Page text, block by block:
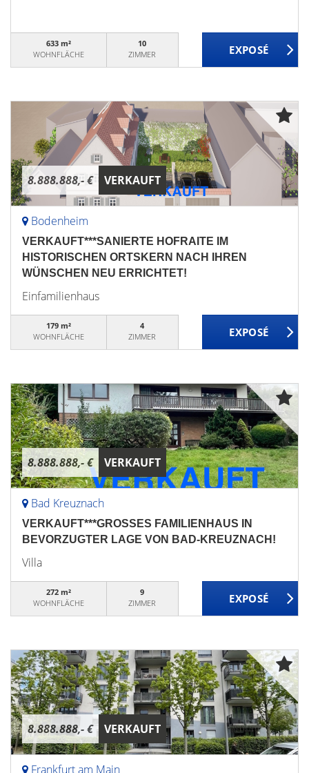
633 m²
WOHNFLÄCHE
10
ZIMMER
8.888.888,- € VERKAUFT
Bodenheim
VERKAUFT***SANIERTE HOFRAITE IM
HISTORISCHEN ORTSKERN NACH IHREN
WÜNSCHEN NEU ERRICHTET!
Einfamilienhaus
179 m²
WOHNFLÄCHE
4
ZIMMER
8.888.888,- € VERKAUFT
Bad Kreuznach
VERKAUFT***GROSSES FAMILIENHAUS IN
BEVORZUGTER LAGE VON BAD-KREUZNACH!
Villa
272 m²
WOHNFLÄCHE
9
ZIMMER
8.888.888,- € VERKAUFT
Frankfurt am Main